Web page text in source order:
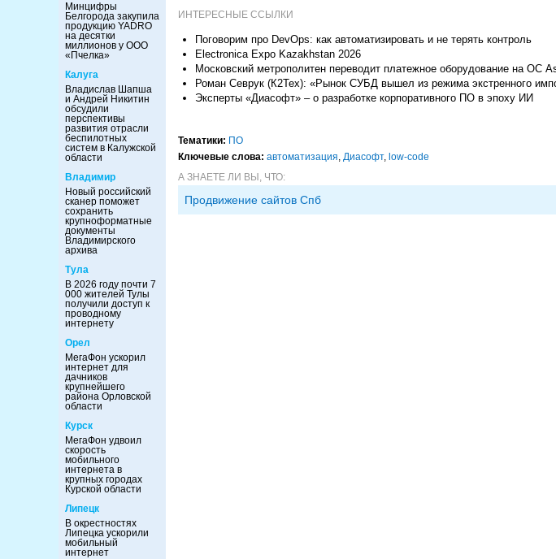
Минцифры
Белгорода закупила
продукцию YADRO
на десятки
миллионов у ООО
«Пчелка»
Калуга
Владислав Шапша
и Андрей Никитин
обсудили
перспективы
развития отрасли
беспилотных
систем в Калужской
области
Владимир
Новый российский
сканер поможет
сохранить
крупноформатные
документы
Владимирского
архива
Тула
В 2026 году почти 7
000 жителей Тулы
получили доступ к
проводному
интернету
Орел
МегаФон ускорил
интернет для
дачников
крупнейшего
района Орловской
области
Курск
МегаФон удвоил
скорость
мобильного
интернета в
крупных городах
Курской области
Липецк
В окрестностях
Липецка ускорили
мобильный
интернет
ИНТЕРЕСНЫЕ ССЫЛКИ
Поговорим про DevOps: как автоматизировать и не терять контроль
Electronica Expo Kazakhstan 2026
Московский метрополитен переводит платежное оборудование на ОС
Роман Севрук (К2Тех): «Рынок СУБД вышел из режима экстренного
Эксперты «Диасофт» – о разработке корпоративного ПО в эпоху ИИ
Тематики: ПО
Ключевые слова: автоматизация, Диасофт, low-code
А ЗНАЕТЕ ЛИ ВЫ, ЧТО:
Продвижение сайтов Спб